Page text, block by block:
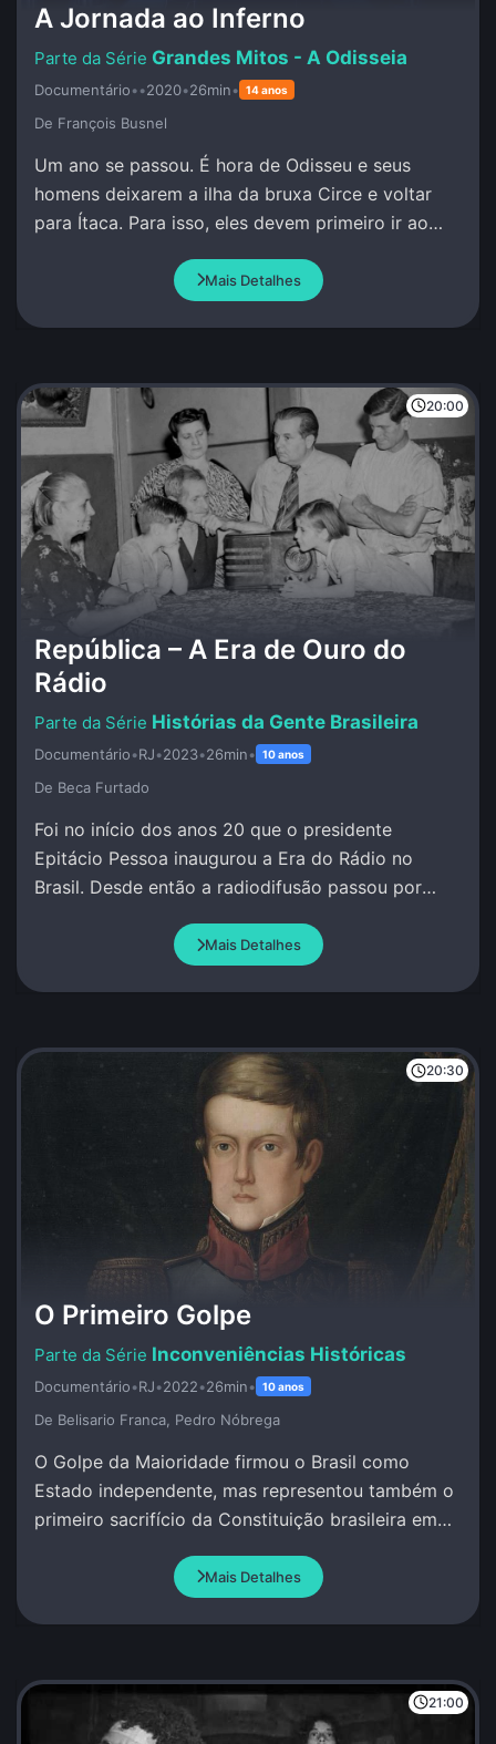
A Jornada ao Inferno
Grandes Mitos - A Odisseia
Documentário••2020•26min• 14 anos
De François Busnel
Um ano se passou. É hora de Odisseu e seus
homens deixarem a ilha da bruxa Circe e voltar
para Ítaca. Para isso, eles devem primeiro ir ao
Mais Detalhes
20:00
República – A Era de Ouro do
Rádio
Histórias da Gente Brasileira
Documentário•RJ•2023•26min• 10 anos
De Beca Furtado
Foi no início dos anos 20 que o presidente
Epitácio Pessoa inaugurou a Era do Rádio no
Brasil. Desde então a radiodifusão passou por
Mais Detalhes
20:30
O Primeiro Golpe
Inconveniências Históricas
Documentário•RJ•2022•26min• 10 anos
De Belisario Franca, Pedro Nóbrega
O Golpe da Maioridade firmou o Brasil como
Estado independente, mas representou também o
primeiro sacrifício da Constituição brasileira em
Mais Detalhes
21:00